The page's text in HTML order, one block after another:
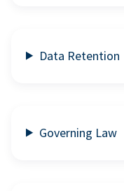
Data Retention
Governing Law